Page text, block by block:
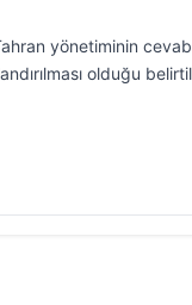
yönetiminin
olduğu